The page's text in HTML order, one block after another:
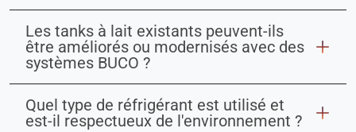
Les tanks à lait existants peuvent-ils
être améliorés ou modernisés avec des
systèmes BUCO ?
Quel type de réfrigérant est utilisé et
est-il respectueux de l'environnement ?